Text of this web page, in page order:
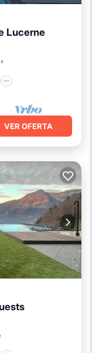
Lucerne
VER OFERTA